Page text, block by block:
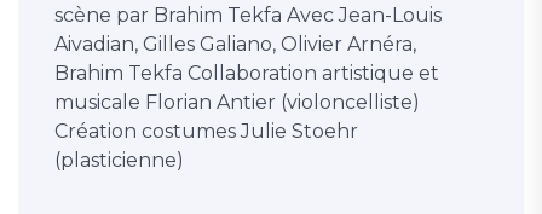
scène par Brahim Tekfa Avec Jean-Louis
Aivadian, Gilles Galiano, Olivier Arnéra,
Brahim Tekfa Collaboration artistique et
musicale Florian Antier (violoncelliste)
Création costumes Julie Stoehr
(plasticienne)